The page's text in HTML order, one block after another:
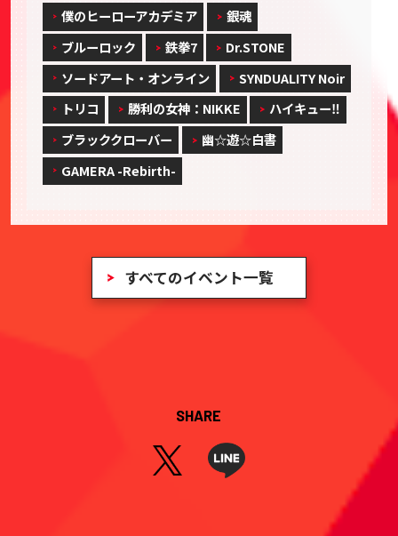
僕のヒーローアカデミア
銀魂
ブルーロック
鉄拳7
Dr.STONE
ソードアート・オンライン
SYNDUALITY Noir
トリコ
勝利の女神：NIKKE
ハイキュー‼
ブラッククローバー
幽☆遊☆白書
GAMERA -Rebirth-
すべてのイベント一覧
SHARE